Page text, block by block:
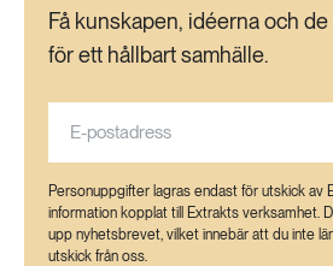
Få kunskapen, idéerna och
för ett hållbart samhälle.
Personuppgifter lagras endast för utskick av
information kopplat till Extrakts verksamhet.
upp nyhetsbrevet, vilket innebär att du inte
utskick från oss.